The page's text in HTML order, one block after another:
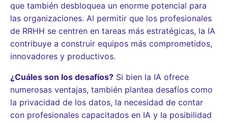
que también desbloquea un enorme potencial para
las organizaciones. Al permitir que los profesionales
de RRHH se centren en tareas más estratégicas, la IA
contribuye a construir equipos más comprometidos,
innovadores y productivos.
¿Cuáles son los desafíos? Si bien la IA ofrece
numerosas ventajas, también plantea desafíos como
la privacidad de los datos, la necesidad de contar
con profesionales capacitados en IA y la posibilidad